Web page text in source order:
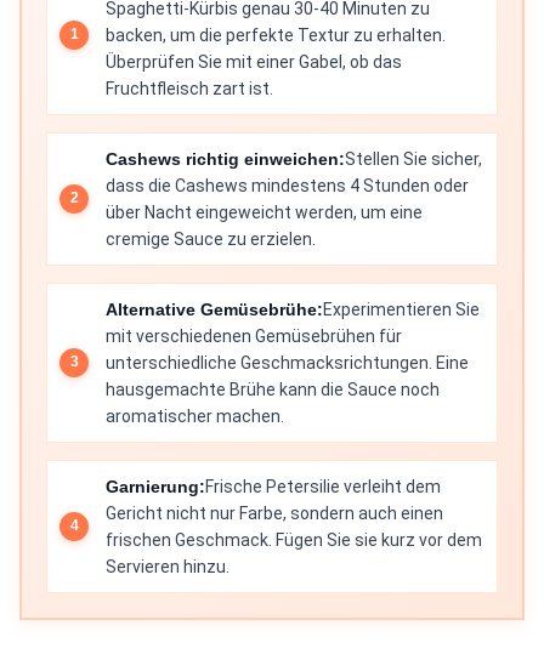
Spaghetti-Kürbis genau 30-40 Minuten zu
backen, um die perfekte Textur zu erhalten.
Überprüfen Sie mit einer Gabel, ob das
Fruchtfleisch zart ist.
Cashews richtig einweichen:Stellen Sie sicher,
dass die Cashews mindestens 4 Stunden oder
über Nacht eingeweicht werden, um eine
cremige Sauce zu erzielen.
Alternative Gemüsebrühe:Experimentieren Sie
mit verschiedenen Gemüsebrühen für
unterschiedliche Geschmacksrichtungen. Eine
hausgemachte Brühe kann die Sauce noch
aromatischer machen.
Garnierung:Frische Petersilie verleiht dem
Gericht nicht nur Farbe, sondern auch einen
frischen Geschmack. Fügen Sie sie kurz vor dem
Servieren hinzu.